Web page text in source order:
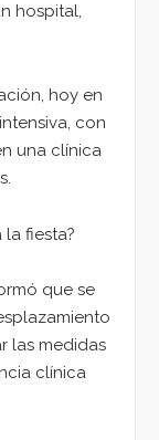
hospital,
hoy en
con
una clínica
fiesta?
que se
las medidas
clínica